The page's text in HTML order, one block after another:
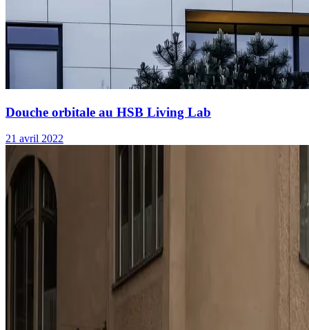
Douche orbitale au HSB Living Lab
21 avril 2022